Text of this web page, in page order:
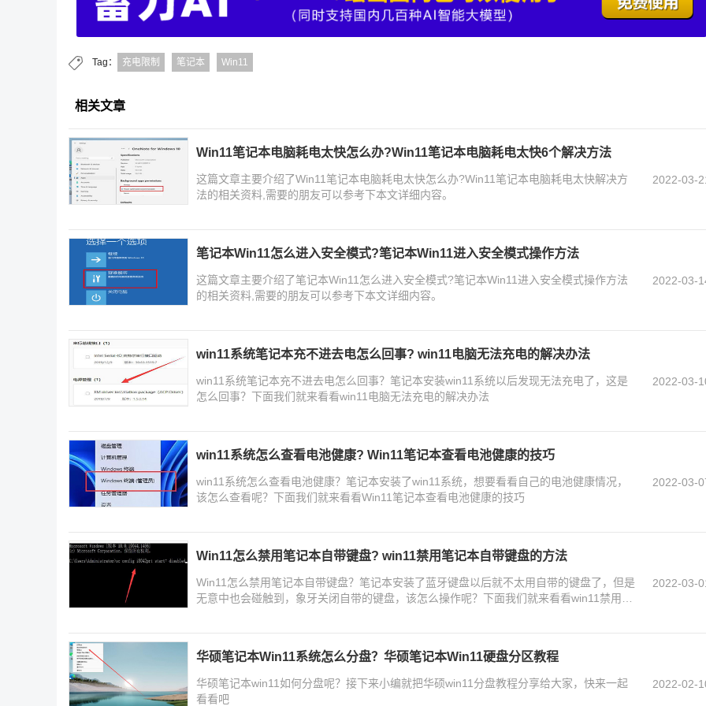
Tag： 充电限制 笔记本 Win11
相关文章
Win11笔记本电脑耗电太快怎么办?Win11笔记本电脑耗电太快6个解决方法
这篇文章主要介绍了Win11笔记本电脑耗电太快怎么办?Win11笔记本电脑耗电太快解决方
法的相关资料,需要的朋友可以参考下本文详细内容。
2022-03-
笔记本Win11怎么进入安全模式?笔记本Win11进入安全模式操作方法
这篇文章主要介绍了笔记本Win11怎么进入安全模式?笔记本Win11进入安全模式操作方法
的相关资料,需要的朋友可以参考下本文详细内容。
2022-03-
win11系统笔记本充不进去电怎么回事? win11电脑无法充电的解决办法
win11系统笔记本充不进去电怎么回事？笔记本安装win11系统以后发现无法充电了，这是
怎么回事？下面我们就来看看win11电脑无法充电的解决办法
2022-03-
win11系统怎么查看电池健康? Win11笔记本查看电池健康的技巧
win11系统怎么查看电池健康？笔记本安装了win11系统，想要看看自己的电池健康情况，
该怎么查看呢？下面我们就来看看Win11笔记本查看电池健康的技巧
2022-03-
Win11怎么禁用笔记本自带键盘? win11禁用笔记本自带键盘的方法
Win11怎么禁用笔记本自带键盘？笔记本安装了蓝牙键盘以后就不太用自带的键盘了，但是
无意中也会碰触到，象牙关闭自带的键盘，该怎么操作呢？下面我们就来看看win11禁用笔
2022-03-
华硕笔记本Win11系统怎么分盘？华硕笔记本Win11硬盘分区教程
华硕笔记本win11如何分盘呢？接下来小编就把华硕win11分盘教程分享给大家，快来一起
看看吧
2022-02-